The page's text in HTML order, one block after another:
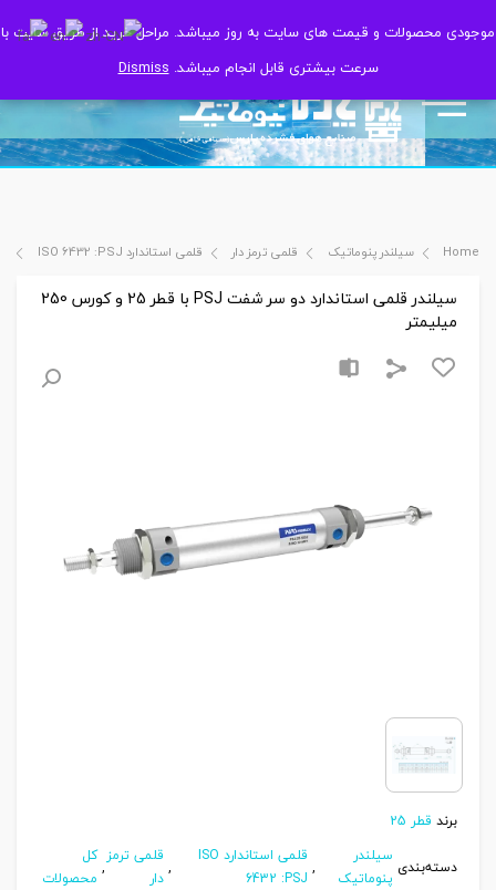
موجودی محصولات و قیمت های سایت به روز میباشد. مراحل خرید از طریق سایت با
سرعت بیشتری قابل انجام میباشد.Dismiss
موجودی محصولات و قیمت های سایت به روز میباشد. مراحل خرید از طریق سایت با
سرعت بیشتری قابل انجام میباشد.Dismiss
Home سیلندر پنوماتیک قلمی ترمز دار قلمی استاندارد ISO 6432 :PSJ
سیلندر قلمی استاندارد دو سر شفت PSJ با قطر 25 و کورس 250
میلیمتر
برند قطر 25
دسته‌بندی سیلندر
پنوماتیک
,
قلمی استاندارد ISO
6432 :PSJ
, قلمی ترمز
دار
, کل
محصولات